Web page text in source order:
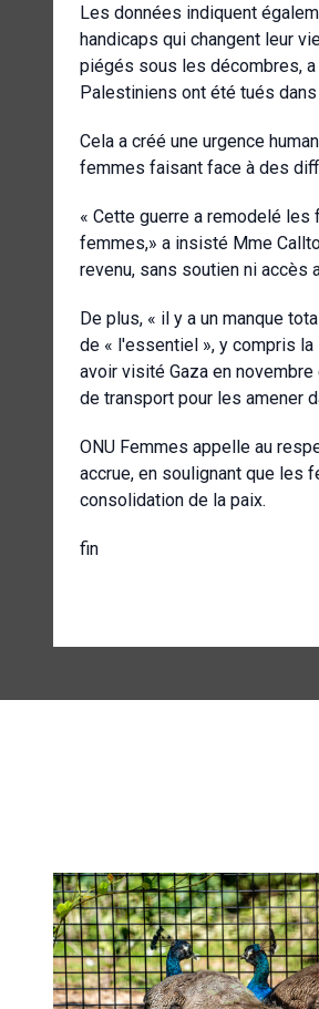
Les données indiquent
handicaps qui changent leur
piégés sous les décombres,
Palestiniens ont été tués
Cela a créé une urgence
femmes faisant face à des
« Cette guerre a remodelé
femmes,» a insisté Mme
revenu, sans soutien ni accès
De plus, « il y a un manque
de « l'essentiel », y compris
avoir visité Gaza en
de transport pour les amener
ONU Femmes appelle au
accrue, en soulignant que
consolidation de la paix.
fin